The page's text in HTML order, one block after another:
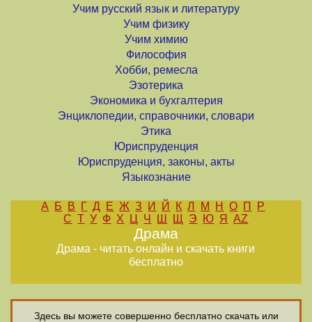
Учим русский язык и литературу
Учим физику
Учим химию
Философия
Хобби, ремесла
Эзотерика
Экономика и бухгалтерия
Энциклопедии, справочники, словари
Этика
Юриспруденция
Юриспруденция, законы, акты
Языкознание
А Б В Г Д Е Ж З И Й К Л М Н О П
Р
С Т У Ф Х Ц Ч Ш Щ Э Ю Я AZ
Драма
Драма - читать онлайн и скачать книги
бесплатно
Здесь вы можете совершенно бесплатно скачать или